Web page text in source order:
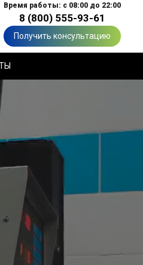
Время работы: с 08:00 до 22:00
8 (800) 555-93-61
Получить консультацию